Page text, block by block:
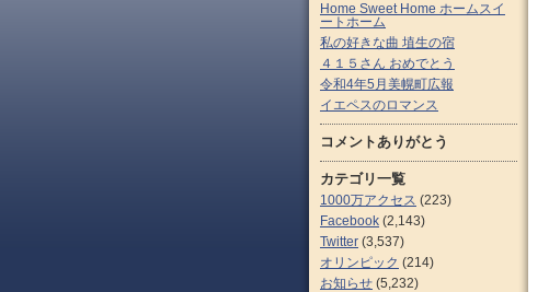
Home Sweet Home ホームスイ
ートホーム
私の好きな曲 埴生の宿
４１５さん おめでとう
令和4年5月美幌町広報
イエペスのロマンス
コメントありがとう
カテゴリ一覧
1000万アクセス (223)
Facebook (2,143)
Twitter (3,537)
オリンピック (214)
お知らせ (5,232)